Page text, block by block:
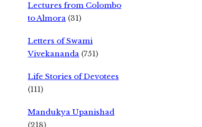
Lectures from Colombo
to Almora (31)
Letters of Swami
Vivekananda (751)
Life Stories of Devotees
(111)
Mandukya Upanishad
(218)